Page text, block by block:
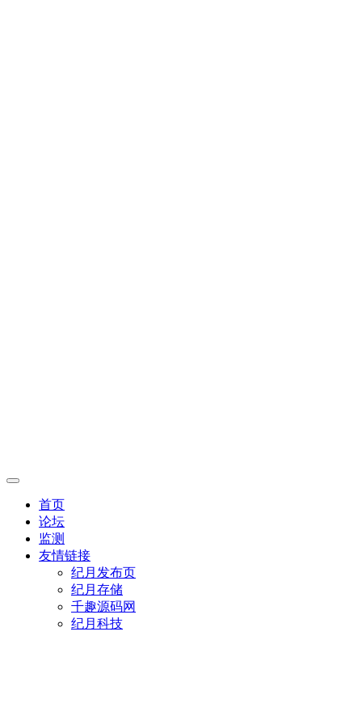
首页
论坛
监测
友情链接
纪月发布页
纪月存储
千趣源码网
纪月科技